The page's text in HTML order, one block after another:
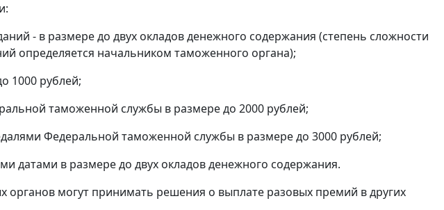
- в размере до двух окладов денежного содержания (степень сложности
определяется начальником таможенного органа);
1000 рублей;
таможенной службы в размере до 2000 рублей;
Федеральной таможенной службы в размере до 3000 рублей;
датами в размере до двух окладов денежного содержания.
органов могут принимать решения о выплате разовых премий в других